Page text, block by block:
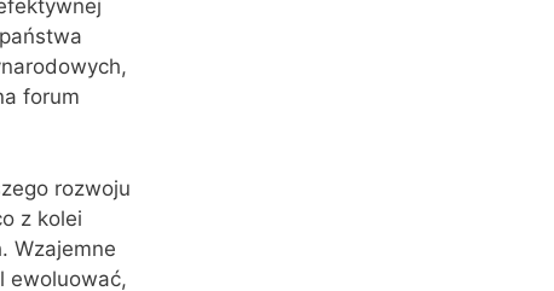
forum
rozwoju
z kolei
Wzajemne
ewoluować,